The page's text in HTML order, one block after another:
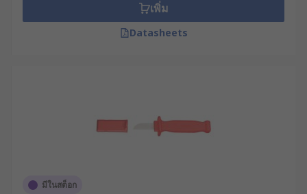
เพิ่ม
Datasheets
มีในสต็อก